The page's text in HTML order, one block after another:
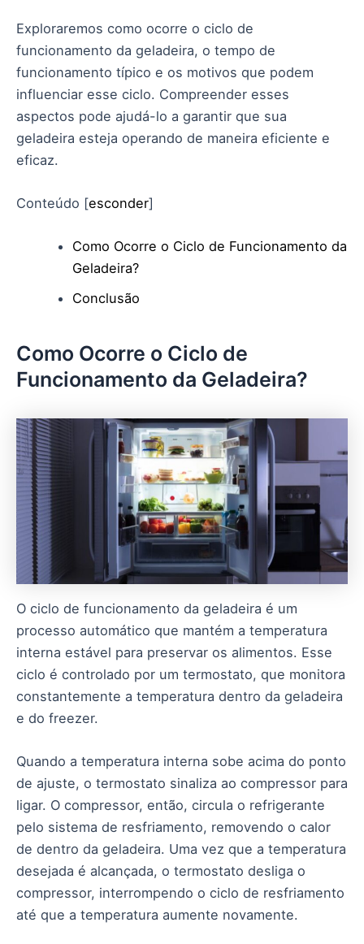
Exploraremos como ocorre o ciclo de
funcionamento da geladeira, o tempo de
funcionamento típico e os motivos que podem
influenciar esse ciclo. Compreender esses
aspectos pode ajudá-lo a garantir que sua
geladeira esteja operando de maneira eficiente e
eficaz.
Conteúdo [esconder]
Como Ocorre o Ciclo de Funcionamento da
Geladeira?
Conclusão
Como Ocorre o Ciclo de
Funcionamento da Geladeira?
O ciclo de funcionamento da geladeira é um
processo automático que mantém a temperatura
interna estável para preservar os alimentos. Esse
ciclo é controlado por um termostato, que monitora
constantemente a temperatura dentro da geladeira
e do freezer.
Quando a temperatura interna sobe acima do ponto
de ajuste, o termostato sinaliza ao compressor para
ligar. O compressor, então, circula o refrigerante
pelo sistema de resfriamento, removendo o calor
de dentro da geladeira. Uma vez que a temperatura
desejada é alcançada, o termostato desliga o
compressor, interrompendo o ciclo de resfriamento
até que a temperatura aumente novamente.